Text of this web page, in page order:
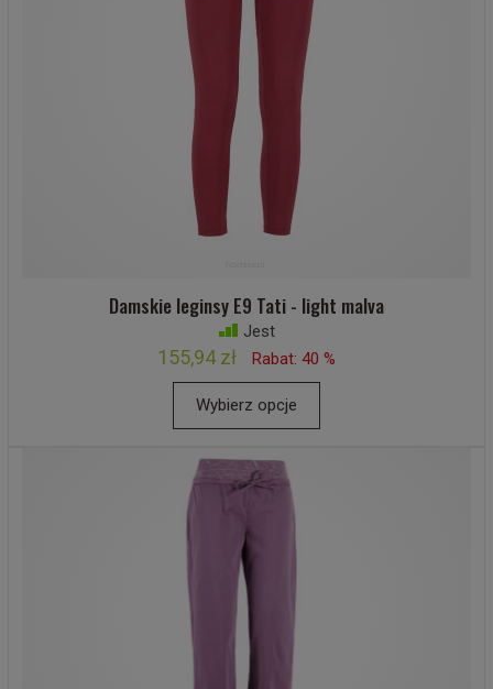
Damskie leginsy E9 Tati - light malva
Jest
155,94 zł Rabat: 40 %
Wybierz opcje